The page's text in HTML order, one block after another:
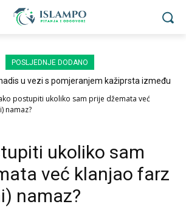
POSLJEDNJE DODANO
u vezi s pomjeranjem kažiprsta između
postupiti ukoliko sam prije džemata već
namaz?
ukoliko sam
već klanjao farz
namaz?